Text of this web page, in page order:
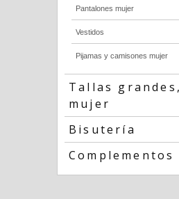
Pantalones mujer
Vestidos
Pijamas y camisones mujer
Tallas
mujer
Bisutería
Complementos